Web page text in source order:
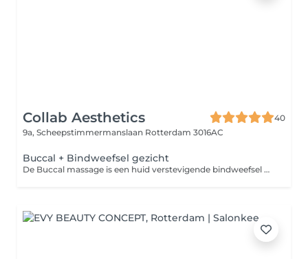
Collab Aesthetics
40
9a, Scheepstimmermanslaan Rotterdam 3016AC
Buccal + Bindweefsel gezicht
De Buccal massage is een huid verstevigende bindweefsel massage, waarbij de focus wordt gelegd op het aanmaken van collageen en elastine.